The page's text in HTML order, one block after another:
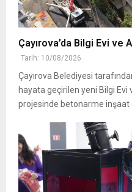
Çayırova’da Bilgi Evi ve
Tarih: 10/08/2026
Çayırova Belediyesi
hayata geçirilen yeni Bilgi Evi
projesinde betonarme inşaat